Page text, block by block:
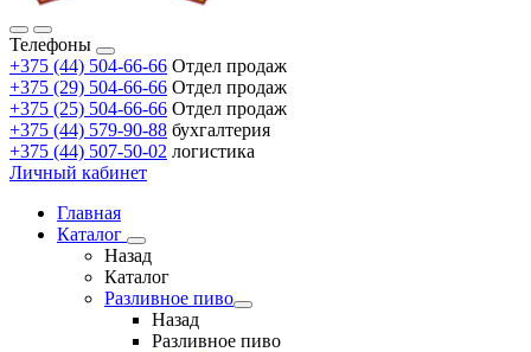
Телефоны
+375 (44) 504-66-66 Отдел продаж
+375 (29) 504-66-66 Отдел продаж
+375 (25) 504-66-66 Отдел продаж
+375 (44) 579-90-88 бухгалтерия
+375 (44) 507-50-02 логистика
Личный кабинет
Главная
Каталог
Назад
Каталог
Разливное пиво
Назад
Разливное пиво